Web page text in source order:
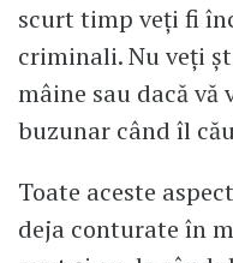
scurt timp veți fi
criminali. Nu veți
mâine sau dacă
buzunar când îl
Toate aceste
deja conturate în